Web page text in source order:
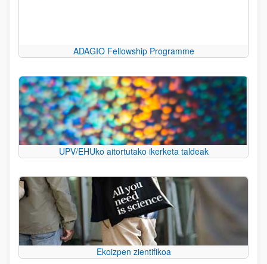
ADAGIO Fellowship Programme
UPV/EHUko aitortutako ikerketa taldeak
Ekoizpen zientifikoa